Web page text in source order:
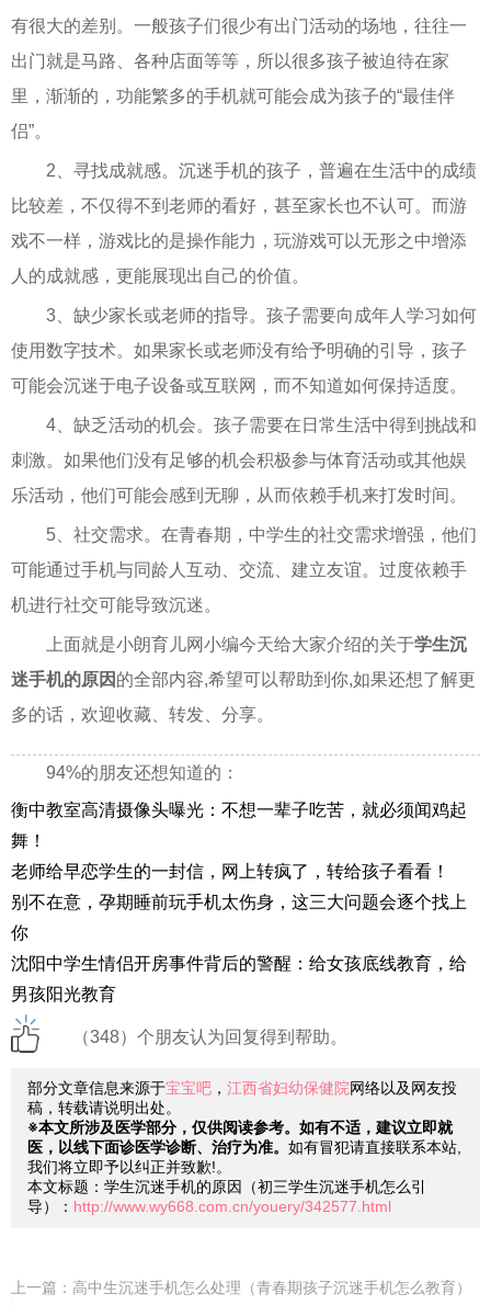
有很大的差别。一般孩子们很少有出门活动的场地，往往一
出门就是马路、各种店面等等，所以很多孩子被迫待在家
里，渐渐的，功能繁多的手机就可能会成为孩子的“最佳伴
侣”。
2、寻找成就感。沉迷手机的孩子，普遍在生活中的成绩
比较差，不仅得不到老师的看好，甚至家长也不认可。而游
戏不一样，游戏比的是操作能力，玩游戏可以无形之中增添
人的成就感，更能展现出自己的价值。
3、缺少家长或老师的指导。孩子需要向成年人学习如何
使用数字技术。如果家长或老师没有给予明确的引导，孩子
可能会沉迷于电子设备或互联网，而不知道如何保持适度。
4、缺乏活动的机会。孩子需要在日常生活中得到挑战和
刺激。如果他们没有足够的机会积极参与体育活动或其他娱
乐活动，他们可能会感到无聊，从而依赖手机来打发时间。
5、社交需求。在青春期，中学生的社交需求增强，他们
可能通过手机与同龄人互动、交流、建立友谊。过度依赖手
机进行社交可能导致沉迷。
上面就是小朗育儿网小编今天给大家介绍的关于学生沉
迷手机的原因 的全部内容,希望可以帮助到你,如果还想了解更
多的话，欢迎收藏、转发、分享。
94%的朋友还想知道的：
衡中教室高清摄像头曝光：不想一辈子吃苦，就必须闻鸡起
舞！
老师给早恋学生的一封信，网上转疯了，转给孩子看看！
别不在意，孕期睡前玩手机太伤身，这三大问题会逐个找上
你
沈阳中学生情侣开房事件背后的警醒：给女孩底线教育，给
男孩阳光教育
（348）个朋友认为回复得到帮助。
部分文章信息来源于宝宝吧 ， 江西省妇幼保健院网络以及网友投
稿，转载请说明出处。
※本文所涉及医学部分，仅供阅读参考。如有不适，建议立即就
医，以线下面诊医学诊断、治疗为准。 如有冒犯请直接联系本站,
我们将立即予以纠正并致歉!。
本文标题：学生沉迷手机的原因（初三学生沉迷手机怎么引
导）： http://www.wy668.com.cn/youery/342577.html
上一篇： 高中生沉迷手机怎么处理（青春期孩子沉迷手机怎么教育）